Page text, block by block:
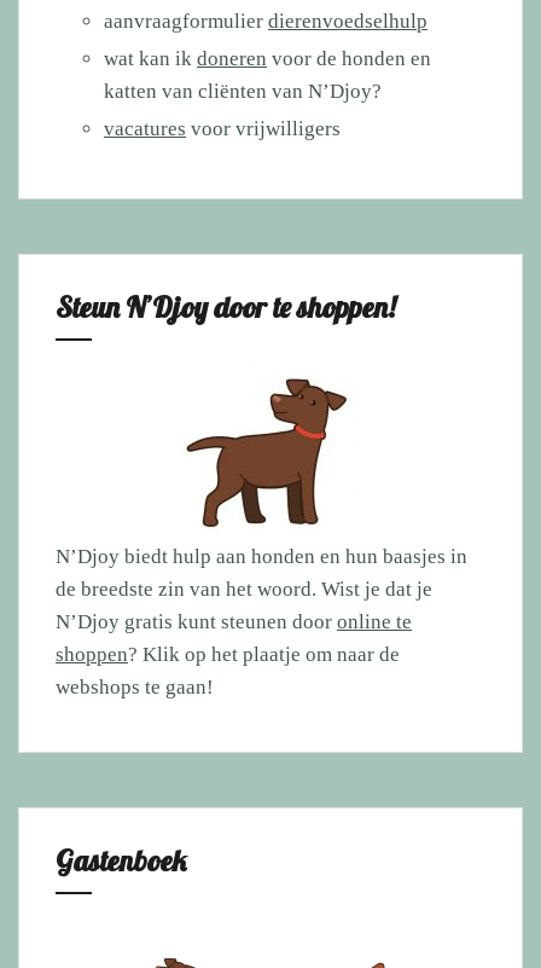
aanvraagformulier dierenvoedselhulp
wat kan ik doneren voor de honden en
katten van cliënten van N’Djoy?
vacatures voor vrijwilligers
Steun N’Djoy door te shoppen!
N’Djoy biedt hulp aan honden en hun baasjes in
de breedste zin van het woord. Wist je dat je
N’Djoy gratis kunt steunen door online te
shoppen? Klik op het plaatje om naar de
webshops te gaan!
Gastenboek